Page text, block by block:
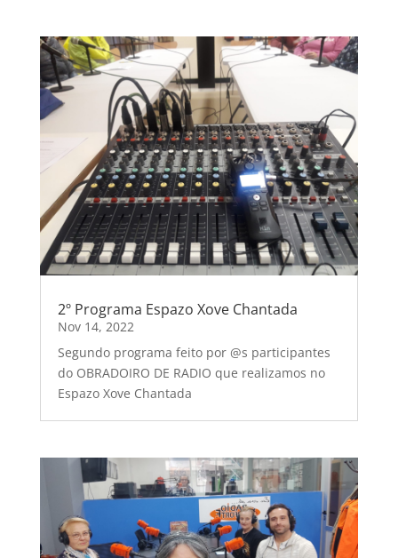
2º Programa Espazo Xove Chantada
Nov 14, 2022
Segundo programa feito por @s participantes
do OBRADOIRO DE RADIO que realizamos no
Espazo Xove Chantada